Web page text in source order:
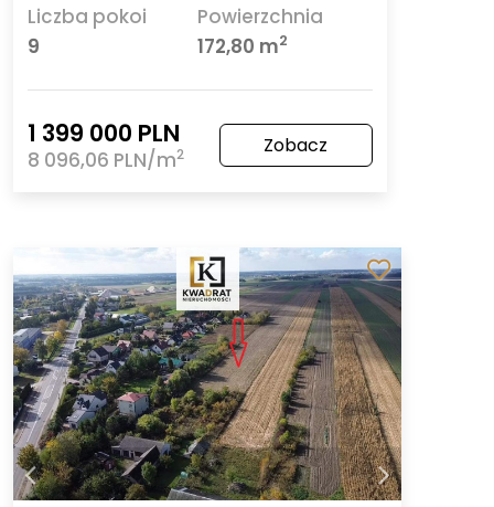
Liczba pokoi
9
Powierzchnia
172,80 m2
1 399 000 PLN
8 096,06 PLN/m2 Zobacz